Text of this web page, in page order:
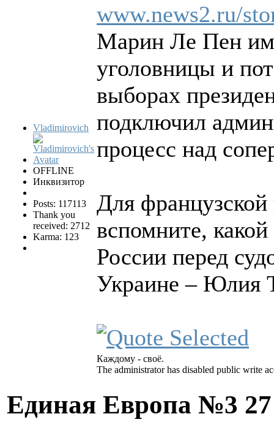
Vladimirovich
OFFLINE
Инквизитор
Posts: 117113
Thank you
received: 2712
Karma: 123
www.news2.ru/
Марин Ле Пен
уголовницы и
выборах
подключил
процесс над
Для
вспомните,
России перед
Украине – Юлия
Каждому - своё.
The administrator has disabled public write
Единая Европа №3